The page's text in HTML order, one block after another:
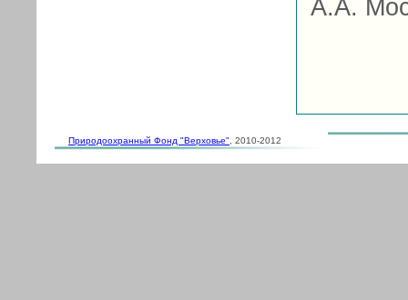
А.А.
Природоохранный Фонд "Верховье" , 2010-2012